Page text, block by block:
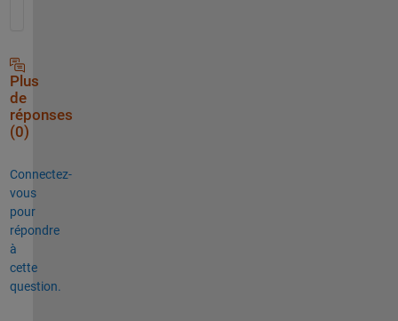
Plus
de
réponses
(0)
Connectez-
vous
pour
répondre
à
cette
question.